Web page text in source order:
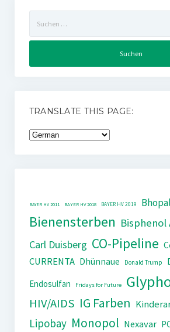
nach:
TRANSLATE THIS PAGE:
BAYER HV 2011 BAYER HV 2018 BAYER HV 2019 Bhopal
Bienensterben Bisphenol
Carl Duisberg CO-Pipeline
CURRENTA Dhünnaue Donald Trump
Endosulfan
Fridays for Future
HIV/AIDS IG Farben
Lipobay Monopol Nexavar